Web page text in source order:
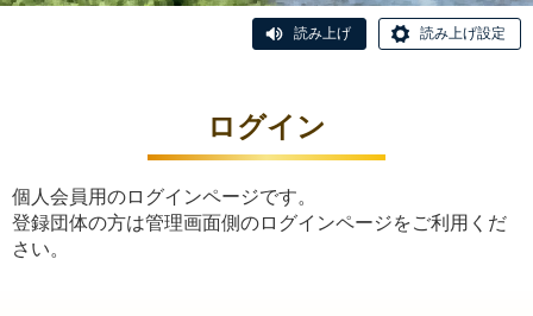
読み上げ 読み上げ設定
ログイン
個人会員用のログインページです。
登録団体の方は管理画面側のログインページをご利用くだ
さい。